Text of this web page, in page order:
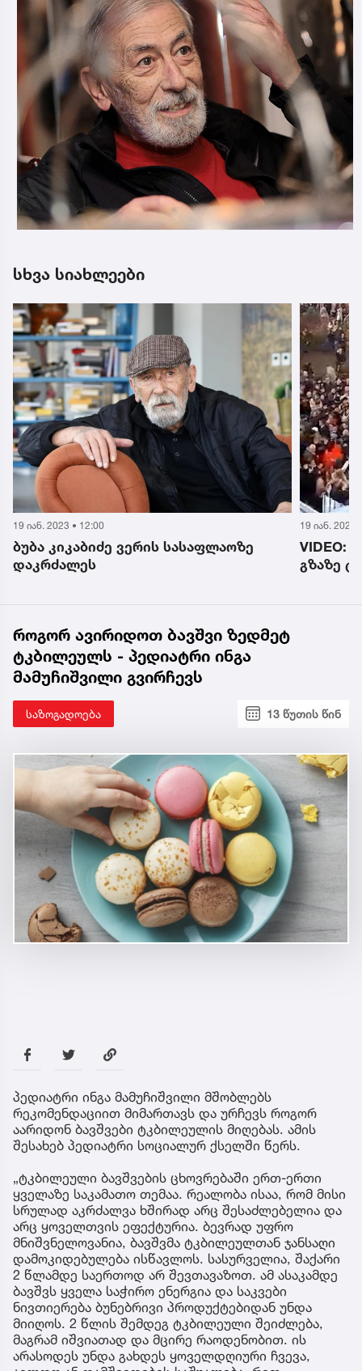
სხვა სიახლეები
19 იან. 2023 • 12:00
ბუბა კიკაბიძე ვერის სასაფლაოზე
დაკრძალეს
19 იან. 2023
VIDEO:
გზაზე
როგორ ავირიდოთ ბავშვი ზედმეტ
ტკბილეულს - პედიატრი ინგა
მამუჩიშვილი გვირჩევს
საზოგადოება 13 წუთის წინ
პედიატრი ინგა მამუჩიშვილი მშობლებს
რეკომენდაციით მიმართავს და ურჩევს როგორ
აარიდონ ბავშვები ტკბილეულის მიღებას. ამის
შესახებ პედიატრი სოციალურ ქსელში წერს.
„ტკბილეული ბავშვების ცხოვრებაში ერთ-ერთი
ყველაზე საკამათო თემაა. რეალობა ისაა, რომ მისი
სრულად აკრძალვა ხშირად არც შესაძლებელია და
არც ყოველთვის ეფექტურია. ბევრად უფრო
მნიშვნელოვანია, ბავშვმა ტკბილეულთან ჯანსაღი
დამოკიდებულება ისწავლოს. სასურველია, შაქარი
2 წლამდე საერთოდ არ შევთავაზოთ. ამ ასაკამდე
ბავშვს ყველა საჭირო ენერგია და საკვები
ნივთიერება ბუნებრივი პროდუქტებიდან უნდა
მიიღოს. 2 წლის შემდეგ ტკბილეული შეიძლება,
მაგრამ იშვიათად და მცირე რაოდენობით. ის
არასოდეს უნდა გახდეს ყოველდღიური ჩვევა,